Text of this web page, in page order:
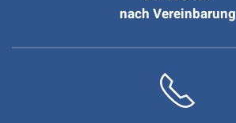
nach Vereinbarung